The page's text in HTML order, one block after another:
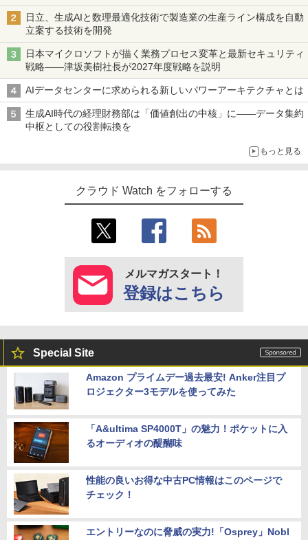
日立、生成AIと数理最適化技術で製造業の生産ライン構成を自動
立案する技術を開発
日本マイクロソフトが描く業務プロセス変革と最新セキュリティ
戦略――津坂美樹社長が2027年度戦略を説明
AIデータセンターに求められる新しいパワーアーキテクチャとは
生成AI時代の経理財務部は「価値創出の中核」に――データ集約
中枢としての役割転換を
もっと見る
クラウド Watch をフォローする
メルマガスタート！
登録はこちら
Special Site
Amazon プライムデー過去最安! Anker注目プ
ロジェクター3モデルを使ってみた
「A&ultima SP4000T」の魅力！ポケットに入
るオーディオの醍醐味
性能の良いお得な中古PC情報はこのページで
チェック！
エントリーなのに脅威の実力!「Osprey」Nobl